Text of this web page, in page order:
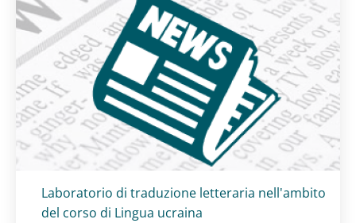
Titolo card:
Laboratorio di traduzione letteraria nell'ambito
del corso di Lingua ucraina